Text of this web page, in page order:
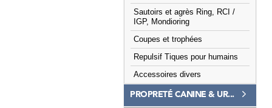
Sautoirs et agrès Ring, RCI /
IGP, Mondioring
Coupes et trophées
Repulsif Tiques pour humains
Accessoires divers
PROPRETÉ CANINE & UR...